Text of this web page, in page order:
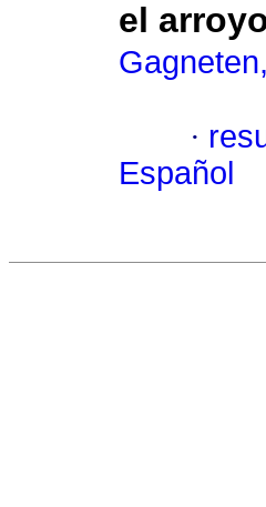
el
·
Español